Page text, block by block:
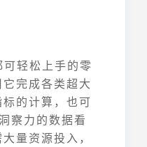
轻松上手的零
完成各类超大
的计算，也可
察力的数据看
量资源投入，